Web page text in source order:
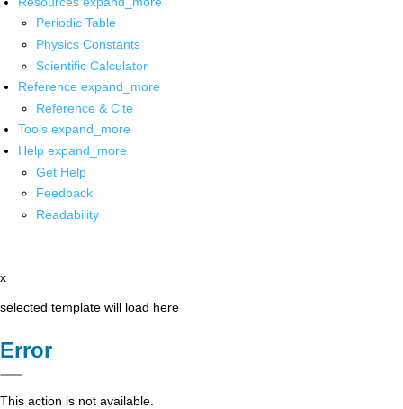
Periodic Table
Physics Constants
Scientific Calculator
Reference expand_more
Reference & Cite
Tools expand_more
Help expand_more
Get Help
Feedback
Readability
x
selected template will load here
Error
This action is not available.